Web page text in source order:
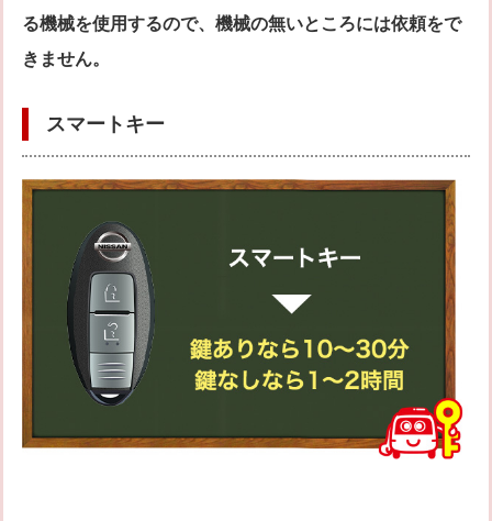
る機械を使用するので、機械の無いところには依頼をで
きません。
スマートキー